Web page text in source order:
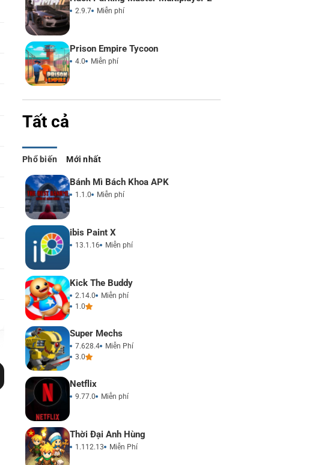
2.9.7 Miễn phí
Prison Empire Tycoon
4.0 Miễn phí
Tất cả
Phổ biến Mới nhất
Bánh Mì Bách Khoa APK
1.1.0 Miễn phí
ibis Paint X
13.1.16 Miễn phí
Kick The Buddy
2.14.0
Miễn phí
1.0
Super Mechs
7.628.4
Miễn Phí
3.0
Netflix
9.77.0 Miễn phí
Thời Đại Anh Hùng
1.112.13 Miễn Phí